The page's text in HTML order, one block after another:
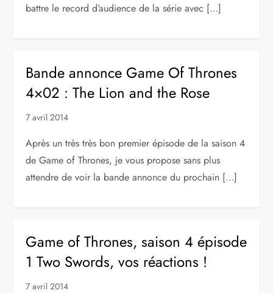
battre le record d’audience de la série avec […]
Bande annonce Game Of Thrones
4×02 : The Lion and the Rose
7 avril 2014
Après un très très bon premier épisode de la saison 4
de Game of Thrones, je vous propose sans plus
attendre de voir la bande annonce du prochain […]
Game of Thrones, saison 4 épisode
1 Two Swords, vos réactions !
7 avril 2014